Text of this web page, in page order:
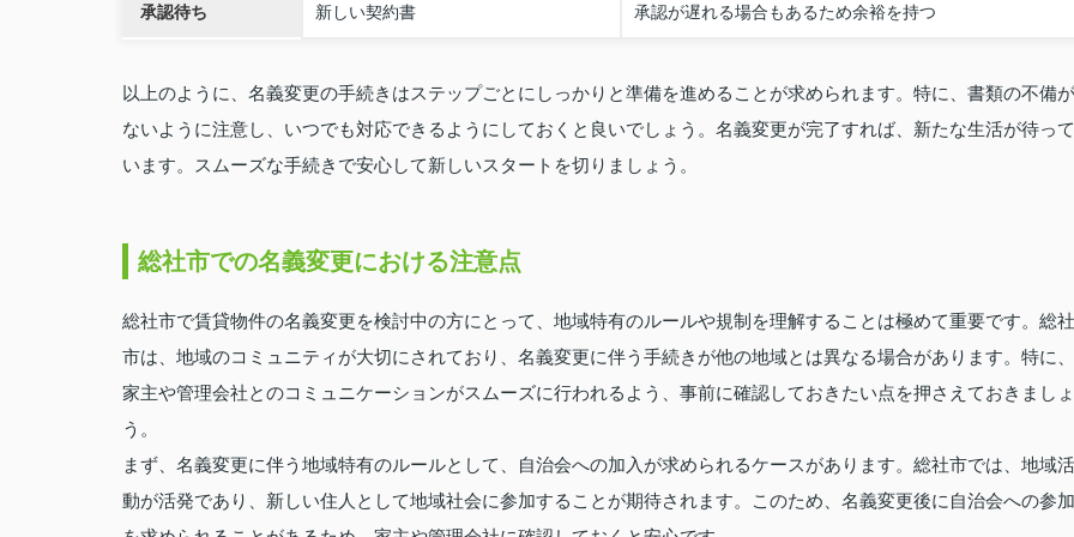
承認待ち 新しい契約書 承認が遅れる場合もあるため余裕を持つ
以上のように、名義変更の手続きはステップごとにしっかりと準備を進めることが求められます。特に、書類の不備が
ないように注意し、いつでも対応できるようにしておくと良いでしょう。名義変更が完了すれば、新たな生活が待って
います。スムーズな手続きで安心して新しいスタートを切りましょう。
総社市での名義変更における注意点
総社市で賃貸物件の名義変更を検討中の方にとって、地域特有のルールや規制を理解することは極めて重要です。総社
市は、地域のコミュニティが大切にされており、名義変更に伴う手続きが他の地域とは異なる場合があります。特に、
家主や管理会社とのコミュニケーションがスムーズに行われるよう、事前に確認しておきたい点を押さえておきましょ
う。
まず、名義変更に伴う地域特有のルールとして、自治会への加入が求められるケースがあります。総社市では、地域活
動が活発であり、新しい住人として地域社会に参加することが期待されます。このため、名義変更後に自治会への参加